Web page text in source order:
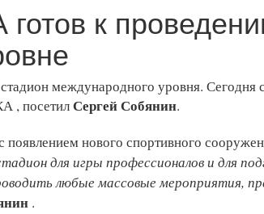
к
международного уровня. Сегодня
, посетилСергей Собянин.
нового спортивного
для игры профессионалов и для
любые массовые мероприятия,
.